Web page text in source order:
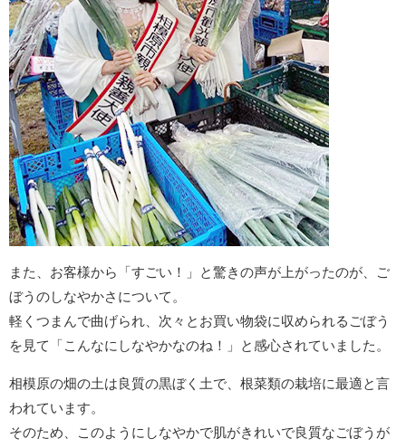
また、お客様から「すごい！」と驚きの声が上がったのが、ご
ぼうのしなやかさについて。
軽くつまんで曲げられ、次々とお買い物袋に収められるごぼう
を見て「こんなにしなやかなのね！」と感心されていました。
相模原の畑の土は良質の黒ぼく土で、根菜類の栽培に最適と言
われています。
そのため、このようにしなやかで肌がきれいで良質なごぼうが